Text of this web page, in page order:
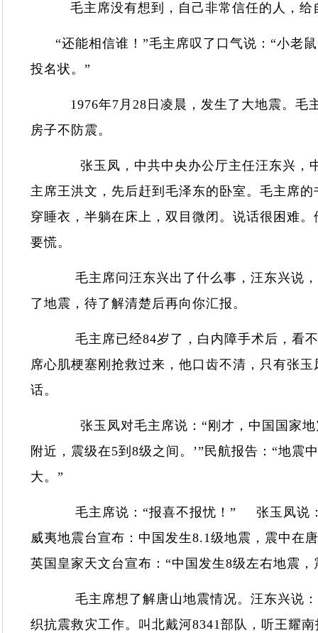
毛主席没有想到，自己非常信任的人，
“还能相信谁！”毛主席叹了口气说：“小老
投名状。”
1976年7月28日凌晨，发生了大地震。毛主
房子不防震。
张玉凤，中共中央办公厅主任汪东兴，中
主席王洪文，先后赶到毛泽东的卧室。毛主席
穿睡衣，半躺在床上，双目微闭。说话很困难
要慌。
毛主席问汪东兴出了什么事，汪东兴说，
了地震，待了解清楚后再向你汇报。
毛主席已经84岁了，白内障手术后，看不
席心肌梗塞刚抢救过来，他口齿不清，只有张
话。
张玉凤对毛主席说：“刚才，中国国家地
附近，震级在5到8级之间。’”民航报告：“地震
大。”
毛主席说：“报喜不报忧！” 张玉凤说：“
威夷地震台宣布：中国发生8.1级地震，震中
英国皇家天文台宣布：“中国发生8级左右地
毛主席想了解唐山地震情况。汪东兴说：“
织抗震救灾工作。叫北戴河8341部队，听王耀